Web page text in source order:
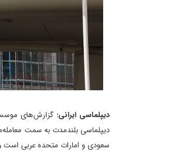
دیپلماسی ایرانی:
دیپلماسی بلندمدت به سمت
سعودی و امارات متحده عربی است و